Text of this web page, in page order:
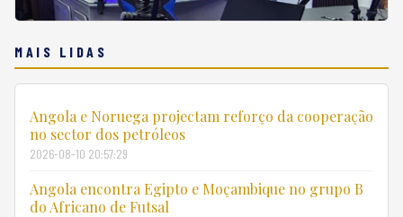
MAIS LIDAS
Angola e Noruega projectam reforço da cooperação
no sector dos petróleos
2026-08-10 20:57:29
Angola encontra Egipto e Moçambique no grupo B
do Africano de Futsal